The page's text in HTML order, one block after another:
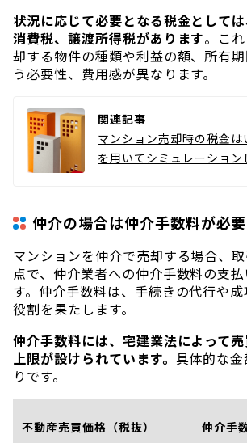
状況に応じて必要となる税金としては
消費税、譲渡所得税があります。こ
却する物件の種類や利益の額、所有
う必要性、費用感が異なります。
関連記事
マンション売却時の税金は
を用いてシミュレーション
仲介の場合は仲介手数料が必
マンションを仲介で売却する場合、
点で、仲介業者への仲介手数料の支
す。仲介手数料は、手続きの代行や
役割を果たします。
仲介手数料には、宅建業法によって
上限が設けられています。 具体的な
りです。
不動産売買価格（税抜） 仲介手